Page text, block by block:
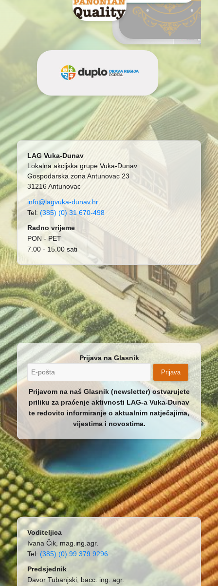
LAG Vuka-Dunav
Lokalna akcijska grupe Vuka-Dunav
Gospodarska zona Antunovac 23
31216 Antunovac
info@lagvuka-dunav.hr
Tel: (385) (0) 31 670-498
Radno vrijeme
PON - PET
7.00 - 15.00 sati
Prijava na Glasnik
Prijava
Prijavom na naš Glasnik (newsletter) ostvarujete
priliku za praćenje aktivnosti LAG-a Vuka-Dunav
te redovito informiranje o aktualnim natječajima,
vijestima i novostima.
Voditeljica
Ivana Čik, mag.ing.agr.
Tel: (385) (0) 99 379 9296
Predsjednik
Davor Tubanjski, bacc. ing. agr.